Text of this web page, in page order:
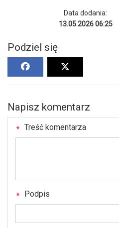
Data dodania:
13.05.2026 06:25
Podziel się
Napisz komentarz
Treść komentarza
Podpis